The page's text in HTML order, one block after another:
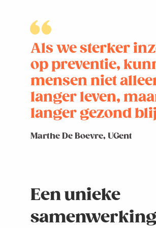
Als we sterker
op preventie,
mensen niet
langer leven,
langer gezond
Marthe De Boevre, UGent
Een unieke